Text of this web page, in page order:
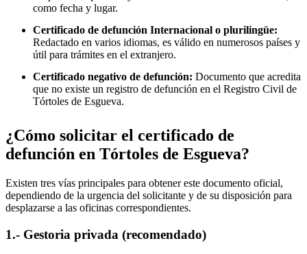
como fecha y lugar.
Certificado de defunción Internacional o plurilingüe:
Redactado en varios idiomas, es válido en numerosos países y
útil para trámites en el extranjero.
Certificado negativo de defunción: Documento que acredita
que no existe un registro de defunción en el Registro Civil de
Tórtoles de Esgueva.
¿Cómo solicitar el certificado de
defunción en Tórtoles de Esgueva?
Existen tres vías principales para obtener este documento oficial,
dependiendo de la urgencia del solicitante y de su disposición para
desplazarse a las oficinas correspondientes.
1.- Gestoria privada (recomendado)